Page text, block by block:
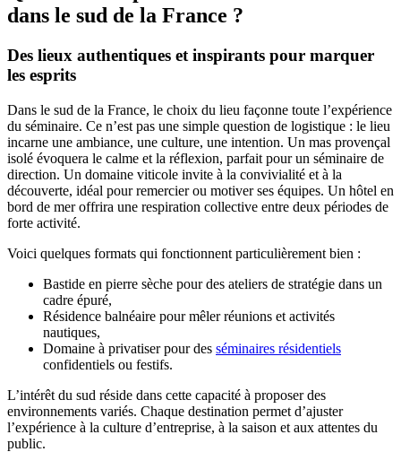
dans le sud de la France ?
Des lieux authentiques et inspirants pour marquer
les esprits
Dans le sud de la France, le choix du lieu façonne toute l’expérience
du séminaire. Ce n’est pas une simple question de logistique : le lieu
incarne une ambiance, une culture, une intention. Un mas provençal
isolé évoquera le calme et la réflexion, parfait pour un séminaire de
direction. Un domaine viticole invite à la convivialité et à la
découverte, idéal pour remercier ou motiver ses équipes. Un hôtel en
bord de mer offrira une respiration collective entre deux périodes de
forte activité.
Voici quelques formats qui fonctionnent particulièrement bien :
Bastide en pierre sèche pour des ateliers de stratégie dans un
cadre épuré,
Résidence balnéaire pour mêler réunions et activités
nautiques,
Domaine à privatiser pour des séminaires résidentiels
confidentiels ou festifs.
L’intérêt du sud réside dans cette capacité à proposer des
environnements variés. Chaque destination permet d’ajuster
l’expérience à la culture d’entreprise, à la saison et aux attentes du
public.